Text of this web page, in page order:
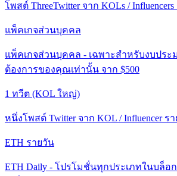
โพสต์ ThreeTwitter จาก KOLs /
แพ็คเกจส่วนบุคคล
แพ็คเกจส่วนบุคคล - เฉพาะสำหรับงบปร
ต้องการของคุณเท่านั้น จาก $500
1 ทวีต (KOL ใหญ่)
หนึ่งโพสต์ Twitter จาก KOL / Influencer ร
ETH รายวัน
ETH Daily - โปรโมชั่นทุกประเภทในบล็อ